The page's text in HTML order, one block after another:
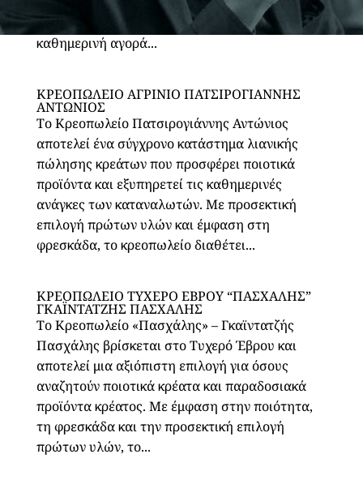
φρεσκάδα, το κατάστημα εξυπηρετεί τόσο την
καθημερινή αγορά...
ΚΡΕΟΠΩΛΕΙΟ ΑΓΡΙΝΙΟ ΠΑΤΣΙΡΟΓΙΑΝΝΗΣ
ΑΝΤΩΝΙΟΣ
Το Κρεοπωλείο Πατσιρογιάννης Αντώνιος
αποτελεί ένα σύγχρονο κατάστημα λιανικής
πώλησης κρεάτων που προσφέρει ποιοτικά
προϊόντα και εξυπηρετεί τις καθημερινές
ανάγκες των καταναλωτών. Με προσεκτική
επιλογή πρώτων υλών και έμφαση στη
φρεσκάδα, το κρεοπωλείο διαθέτει...
ΚΡΕΟΠΩΛΕΙΟ ΤΥΧΕΡΟ ΕΒΡΟΥ “ΠΑΣΧΑΛΗΣ”
ΓΚΑΪΝΤΑΤΖΗΣ ΠΑΣΧΑΛΗΣ
Το Κρεοπωλείο «Πασχάλης» – Γκαϊντατζής
Πασχάλης βρίσκεται στο Τυχερό Έβρου και
αποτελεί μια αξιόπιστη επιλογή για όσους
αναζητούν ποιοτικά κρέατα και παραδοσιακά
προϊόντα κρέατος. Με έμφαση στην ποιότητα,
τη φρεσκάδα και την προσεκτική επιλογή
πρώτων υλών, το...